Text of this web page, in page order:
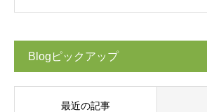
Blogピックアップ
最近の記事